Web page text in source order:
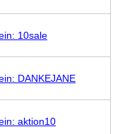
10sale
DANKEJANE
aktion10